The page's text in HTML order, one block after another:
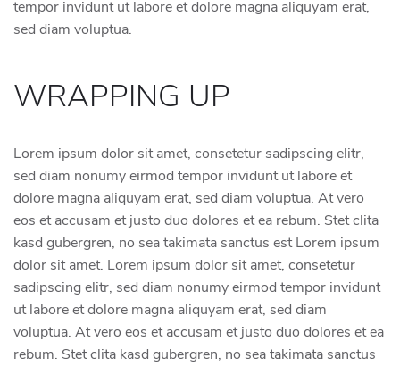
tempor invidunt ut labore et dolore magna aliquyam erat,
sed diam voluptua.
WRAPPING UP
Lorem ipsum dolor sit amet, consetetur sadipscing elitr,
sed diam nonumy eirmod tempor invidunt ut labore et
dolore magna aliquyam erat, sed diam voluptua. At vero
eos et accusam et justo duo dolores et ea rebum. Stet clita
kasd gubergren, no sea takimata sanctus est Lorem ipsum
dolor sit amet. Lorem ipsum dolor sit amet, consetetur
sadipscing elitr, sed diam nonumy eirmod tempor invidunt
ut labore et dolore magna aliquyam erat, sed diam
voluptua. At vero eos et accusam et justo duo dolores et ea
rebum. Stet clita kasd gubergren, no sea takimata sanctus